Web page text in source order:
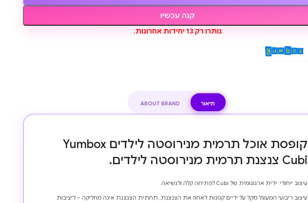
קנה עכשיו
נותרו רק 13 יחידות אחרונות.
תיאור ABOUT BRAND
קופסת אוכל תרמית מנירוסטה לילדים Yumbox
Cubi צנצנת תרמית מנירוסטה לילדים.
עיצוב ייחודי: ידית ארגונומית של Cubi לפתיחה קלה ולנשיאה.
עיצוב ריבועי המעוגל מקל על ידיים קטנות לאחוז את הצנצנת, תחתית הצנצנת אינה מחליקה – ליציבות